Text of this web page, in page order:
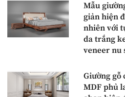
Mẫu
giản hiện
nhiên với
da trắng
veneer nu
Giường gỗ
MDF phủ